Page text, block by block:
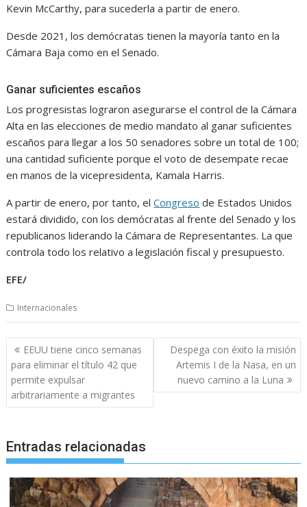
Kevin McCarthy, para sucederla a partir de enero.
Desde 2021, los demócratas tienen la mayoría tanto en la
Cámara Baja como en el Senado.
Ganar suficientes escaños
Los progresistas lograron asegurarse el control de la Cámara
Alta en las elecciones de medio mandato al ganar suficientes
escaños para llegar a los 50 senadores sobre un total de 100;
una cantidad suficiente porque el voto de desempate recae
en manos de la vicepresidenta, Kamala Harris.
A partir de enero, por tanto, elCongreso de Estados Unidos
estará dividido, con los demócratas al frente del Senado y los
republicanos liderando la Cámara de Representantes. La que
controla todo los relativo a legislación fiscal y presupuesto.
EFE/
Internacionales
Navegación
de
entradas
EEUU tiene cinco semanas
para eliminar el título 42 que
permite expulsar
arbitrariamente a migrantes
Despega con éxito la misión
Artemis I de la Nasa, en un
nuevo camino a la Luna
Entradas relacionadas